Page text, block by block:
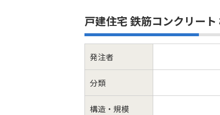
戸建住宅 鉄筋コンクリート
発注者
分類
構造・規模